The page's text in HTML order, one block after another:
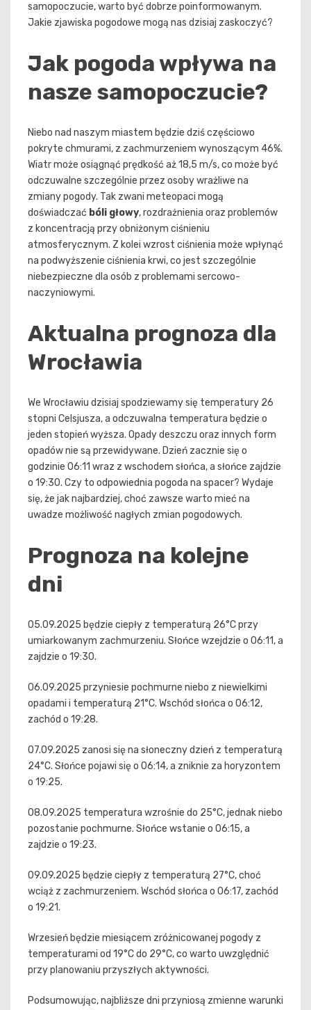
samopoczucie, warto być dobrze poinformowanym.
Jakie zjawiska pogodowe mogą nas dzisiaj zaskoczyć?
Jak pogoda wpływa na
nasze samopoczucie?
Niebo nad naszym miastem będzie dziś częściowo
pokryte chmurami, z zachmurzeniem wynoszącym 46%.
Wiatr może osiągnąć prędkość aż 18,5 m/s, co może być
odczuwalne szczególnie przez osoby wrażliwe na
zmiany pogody. Tak zwani meteopaci mogą
doświadczać bóli głowy, rozdrażnienia oraz problemów
z koncentracją przy obniżonym ciśnieniu
atmosferycznym. Z kolei wzrost ciśnienia może wpłynąć
na podwyższenie ciśnienia krwi, co jest szczególnie
niebezpieczne dla osób z problemami sercowo-
naczyniowymi.
Aktualna prognoza dla
Wrocławia
We Wrocławiu dzisiaj spodziewamy się temperatury 26
stopni Celsjusza, a odczuwalna temperatura będzie o
jeden stopień wyższa. Opady deszczu oraz innych form
opadów nie są przewidywane. Dzień zacznie się o
godzinie 06:11 wraz z wschodem słońca, a słońce zajdzie
o 19:30. Czy to odpowiednia pogoda na spacer? Wydaje
się, że jak najbardziej, choć zawsze warto mieć na
uwadze możliwość nagłych zmian pogodowych.
Prognoza na kolejne
dni
05.09.2025 będzie ciepły z temperaturą 26°C przy
umiarkowanym zachmurzeniu. Słońce wzejdzie o 06:11, a
zajdzie o 19:30.
06.09.2025 przyniesie pochmurne niebo z niewielkimi
opadami i temperaturą 21°C. Wschód słońca o 06:12,
zachód o 19:28.
07.09.2025 zanosi się na słoneczny dzień z temperaturą
24°C. Słońce pojawi się o 06:14, a zniknie za horyzontem
o 19:25.
08.09.2025 temperatura wzrośnie do 25°C, jednak niebo
pozostanie pochmurne. Słońce wstanie o 06:15, a
zajdzie o 19:23.
09.09.2025 będzie ciepły z temperaturą 27°C, choć
wciąż z zachmurzeniem. Wschód słońca o 06:17, zachód
o 19:21.
Wrzesień będzie miesiącem zróżnicowanej pogody z
temperaturami od 19°C do 29°C, co warto uwzględnić
przy planowaniu przyszłych aktywności.
Podsumowując, najbliższe dni przyniosą zmienne warunki